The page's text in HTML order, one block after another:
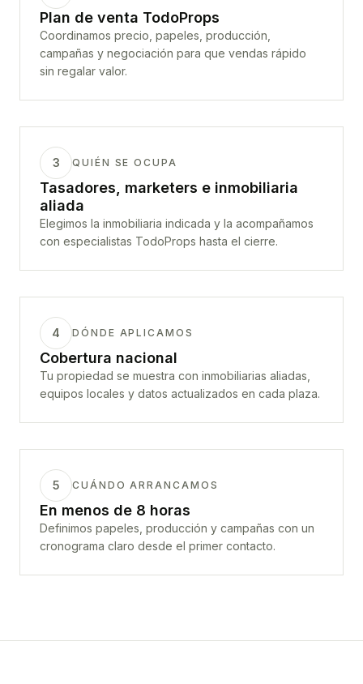
Plan de venta TodoProps
Coordinamos precio, papeles, producción,
campañas y negociación para que vendas rápido
sin regalar valor.
3 QUIÉN SE OCUPA
Tasadores, marketers e inmobiliaria
aliada
Elegimos la inmobiliaria indicada y la acompañamos
con especialistas TodoProps hasta el cierre.
4 DÓNDE APLICAMOS
Cobertura nacional
Tu propiedad se muestra con inmobiliarias aliadas,
equipos locales y datos actualizados en cada plaza.
5 CUÁNDO ARRANCAMOS
En menos de 8 horas
Definimos papeles, producción y campañas con un
cronograma claro desde el primer contacto.